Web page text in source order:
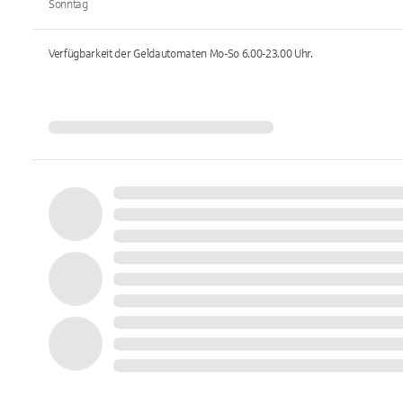
Sonntag
Verfügbarkeit der Geldautomaten Mo-So 6.00-23.00Uhr.